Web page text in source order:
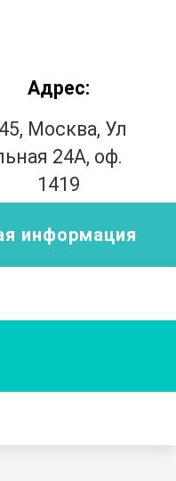
Адрес:
Москва, Ул
24А, оф.
1419
информация